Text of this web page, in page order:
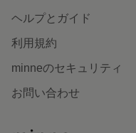
ヘルプとガイド
利用規約
minneのセキュリティ
お問い合わせ